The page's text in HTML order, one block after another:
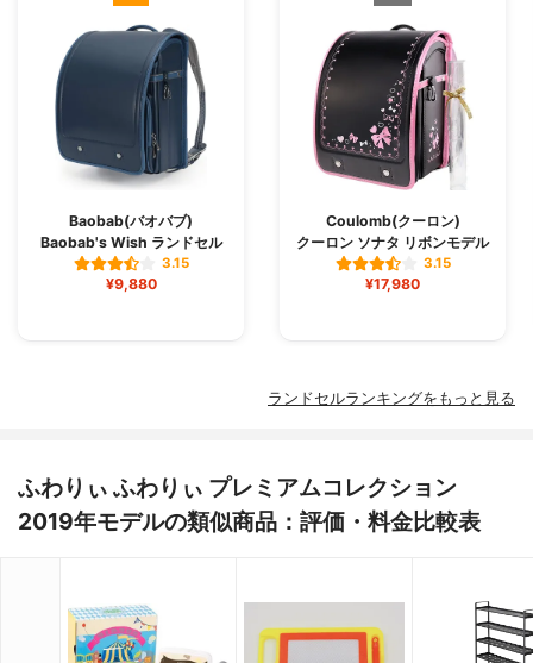
Baobab(バオバブ)
Baobab's Wish ランドセル
3.15
¥9,880
Coulomb(クーロン)
クーロン ソナタ リボンモデル
3.15
¥17,980
ランドセルランキングをもっと見る
ふわりぃ ふわりぃ プレミアムコレクション
2019年モデルの類似商品：評価・料金比較表